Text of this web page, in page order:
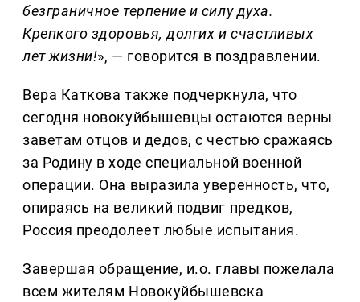
безграничное терпение и силу духа.
Крепкого здоровья, долгих и счастливых
лет жизни!», — говорится в поздравлении.
Вера Каткова также подчеркнула, что
сегодня новокуйбышевцы остаются верны
заветам отцов и дедов, с честью сражаясь
за Родину в ходе специальной военной
операции. Она выразила уверенность, что,
опираясь на великий подвиг предков,
Россия преодолеет любые испытания.
Завершая обращение, и.о. главы пожелала
всем жителям Новокуйбышевска